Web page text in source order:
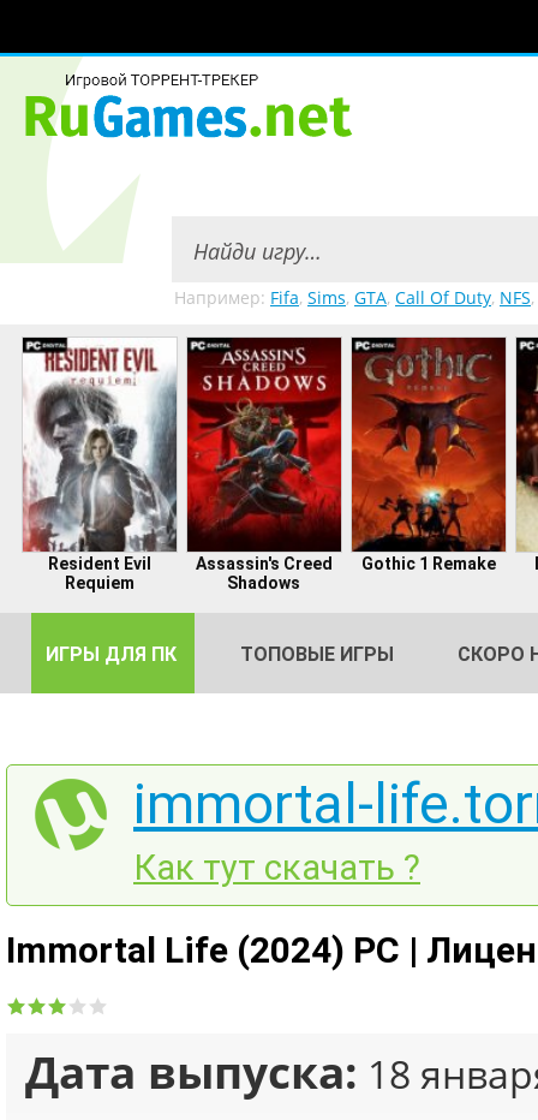
Например: Fifa, Sims, GTA, Call Of Duty, NFS,
Resident Evil
Requiem
Assassin's Creed
Shadows
Gothic 1 Remake
ИГРЫ ДЛЯ ПК ТОПОВЫЕ ИГРЫ СКОРО
immortal-
Как тут скачать ?
Immortal Life (2024) PC |
Дата выпуска: 18